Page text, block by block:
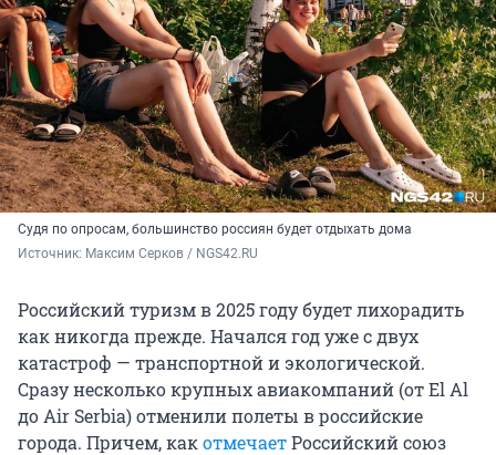
Судя по опросам, большинство россиян будет отдыхать дома
Источник: Максим Серков / NGS42.RU
Российский туризм в 2025 году будет лихорадить
как никогда прежде. Начался год уже с двух
катастроф — транспортной и экологической.
Сразу несколько крупных авиакомпаний (от El Al
до Air Serbia) отменили полеты в российские
города. Причем, какотмечаетРоссийский союз